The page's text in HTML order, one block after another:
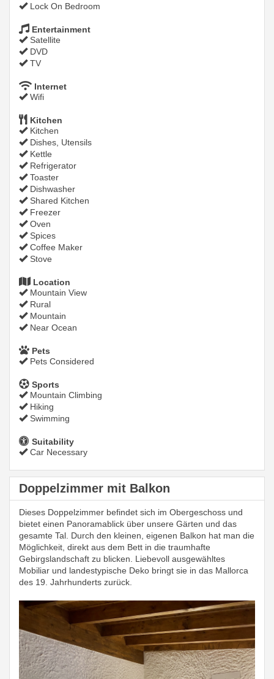
Lock On Bedroom
Entertainment
Satellite
DVD
TV
Internet
Wifi
Kitchen
Kitchen
Dishes, Utensils
Kettle
Refrigerator
Toaster
Dishwasher
Shared Kitchen
Freezer
Oven
Spices
Coffee Maker
Stove
Location
Mountain View
Rural
Mountain
Near Ocean
Pets
Pets Considered
Sports
Mountain Climbing
Hiking
Swimming
Suitability
Car Necessary
Doppelzimmer mit Balkon
Dieses Doppelzimmer befindet sich im Obergeschoss und
bietet einen Panoramablick über unsere Gärten und das
gesamte Tal. Durch den kleinen, eigenen Balkon hat man die
Möglichkeit, direkt aus dem Bett in die traumhafte
Gebirgslandschaft zu blicken. Liebevoll ausgewähltes
Mobiliar und landestypische Deko bringt sie in das Mallorca
des 19. Jahrhunderts zurück.
Previous Next